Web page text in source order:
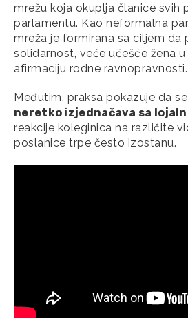
mrežu koja okuplja članice svih
parlamentu. Kao neformalna
mreža je formirana sa ciljem da
solidarnost, veće učešće žena
afirmaciju rodne ravnopravnosti.
Međutim, praksa pokazuje da se
neretko izjednačava sa
reakcije koleginica na različite
poslanice trpe često izostanu.